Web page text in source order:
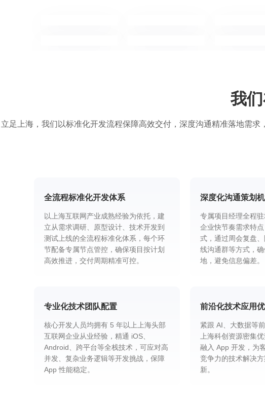
我
立足上海，我们以标准化开发流程保障高效交付，深度沟通精准落地需
全流程标准化开发体系
以上海互联网产业成熟经验为依托，建
立从需求调研、原型设计、技术开发到
测试上线的全流程标准化体系，每个环
节配备专属节点管控，确保项目按计划
高效推进，交付周期精准可控。
深度化沟通策划
专属项目经理全程
企业快节奏需求特
式，通过周会复盘
线沟通群等方式，
地，避免信息偏差。
专业化技术团队配置
核心开发人员均拥有 5 年以上上海头部
互联网企业从业经验，精通 iOS、
Android、跨平台等全栈技术，可应对高
并发、复杂业务逻辑等开发挑战，保障
App 性能稳定。
前沿化技术应用
紧跟 AI、大数据等
上海科创资源密集
融入 App 开发，为
竞争力的技术解决
新。